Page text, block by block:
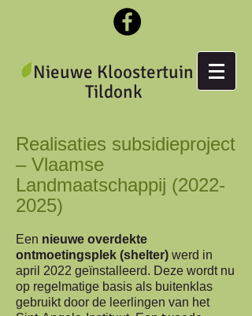
Nieuwe Kloostertuin
Tildonk
Realisaties subsidieproject
– Vlaamse
Landmaatschappij (2022-
2025)
Een nieuwe overdekte
ontmoetingsplek (shelter) werd in
april 2022 geïnstalleerd. Deze wordt nu
op regelmatige basis als buitenklas
gebruikt door de leerlingen van het